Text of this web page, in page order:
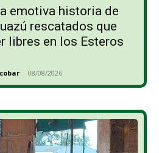
emotiva historia de
rescatados que
libres en los Esteros
- 08/08/2026